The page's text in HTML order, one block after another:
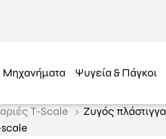
Μηχανήματα Ψυγεία & Πάγκοι
T-Scale
Ζυγός πλάστιγγα